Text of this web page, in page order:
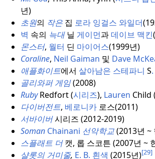
년)
초원의 작은집 로라 잉걸스 와일더
벽 속의 늑대닐 게이먼과데이브 맥킨
몬스터, 월터 딘 마이어스(1999년)
Coraline, Neil Gaiman 및 Dave
애플화이트에서 살아남은 스테파니 S.
골리와퍼 게임(2008)
RubyRedfort (시리즈), Lauren Child
다이버전트, 베로니카로스(2011)
서바이버시리즈 (2012-2019)
Soman Chainani 선악학교(2013년 ~
스플래트 더캣, 롭 스코튼 (2007년 ~
샬롯의 거미줄, E. B. 흰색 (2015년)[29]